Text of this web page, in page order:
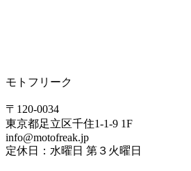
モトフリーク
〒120-0034
東京都足立区千住1-1-9 1F
info@motofreak.jp
定休日：水曜日 第３火曜日